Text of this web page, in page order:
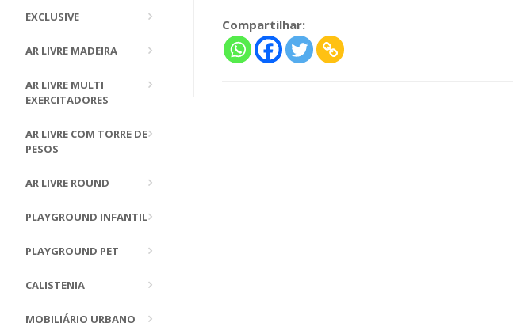
EXCLUSIVE
AR LIVRE MADEIRA
AR LIVRE MULTI
EXERCITADORES
AR LIVRE COM TORRE DE
PESOS
AR LIVRE ROUND
PLAYGROUND INFANTIL
PLAYGROUND PET
CALISTENIA
MOBILIÁRIO URBANO
Compartilhar: